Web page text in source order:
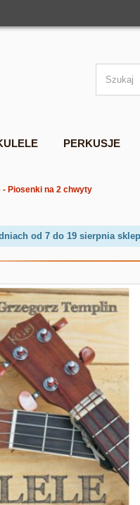
PERKUSJE
- Piosenki na 2 chwyty
od 7 do 19 sierpnia